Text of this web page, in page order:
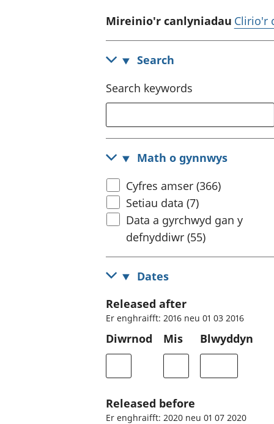
Mireinio'r canlyniadau Clirio'r
Search
Search keywords
Math o gynnwys
Cyfres amser (366)
Setiau data (7)
Data a gyrchwyd gan y
defnyddiwr (55)
Dates
Released after
Er enghraifft: 2016 neu 01 03 2016
Diwrnod Mis Blwyddyn
Released before
Er enghraifft: 2020 neu 01 07 2020